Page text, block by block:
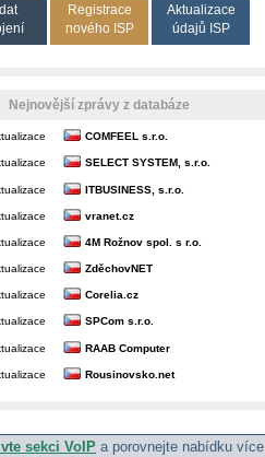
Registrace
nového ISP
Aktualizace
údajů ISP
Nejnovější zprávy z databáze
COMFEEL s.r.o.
SELECT SYSTEM, s.r.o.
ITBUSINESS, s.r.o.
vranet.cz
4M Rožnov spol. s r.o.
ZděchovNET
Corelia.cz
SPCom s.r.o.
RAAB Computer
Rousinovsko.net
sekci VoIP a porovnejte nabídku více